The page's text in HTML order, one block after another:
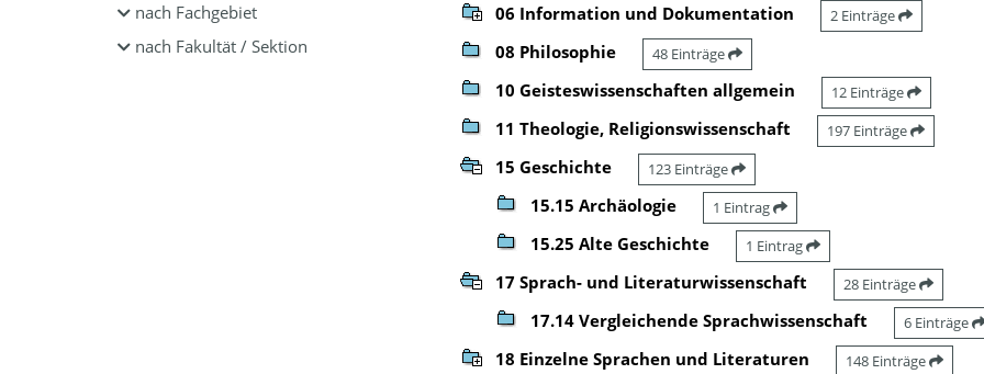
nach Fachgebiet
nach Fakultät / Sektion
06 Information und Dokumentation 2 Einträge
08 Philosophie 48 Einträge
10 Geisteswissenschaften allgemein 12 Einträge
11 Theologie, Religionswissenschaft 197 Einträge
15 Geschichte 123 Einträge
15.15 Archäologie 1 Eintrag
15.25 Alte Geschichte 1 Eintrag
17 Sprach- und Literaturwissenschaft 28 Einträge
17.14 Vergleichende Sprachwissenschaft 6 Einträge
18 Einzelne Sprachen und Literaturen 148 Einträge